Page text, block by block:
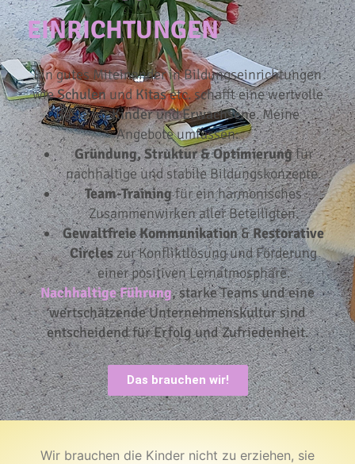
EINRICHTUNGEN
Ein gutes Miteinander in Bildungseinrichtungen
wieSchulenundKitasetc. schafft eine wertvolle
Basis fürKinderundErwachsene. Meine
Angebote umfassen:
Gründung, Struktur & Optimierungfür
nachhaltige und stabile Bildungskonzepte.
Team-Trainingfür ein harmonisches
Zusammenwirken aller Beteiligten.
Gewaltfreie Kommunikation&Restorative
Circleszur Konfliktlösung und Förderung
einer positiven Lernatmosphäre.
Nachhaltige Führung, starke Teams und eine
wertschätzende Unternehmens­kultur sind
entscheidend für Erfolg und Zufriedenheit.
Das brauchen wir!
Wir brauchen die Kinder nicht zu erziehen, sie